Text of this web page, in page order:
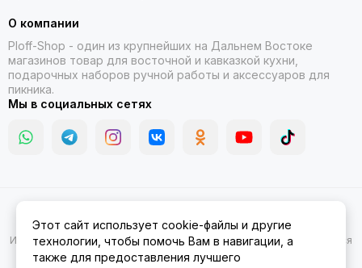
О компании
Ploff-Shop - один из крупнейших на Дальнем Востоке
магазинов товар для восточной и кавказкой кухни,
подарочных наборов ручной работы и аксессуаров для
пикника.
Мы в социальных сетях
Амуре.Карта сайта
Информация на сайте носит ознакомительный характер и не является
публичной офертой.
Этот сайт использует cookie-файлы и другие
технологии, чтобы помочь Вам в навигации, а
также для предоставления лучшего